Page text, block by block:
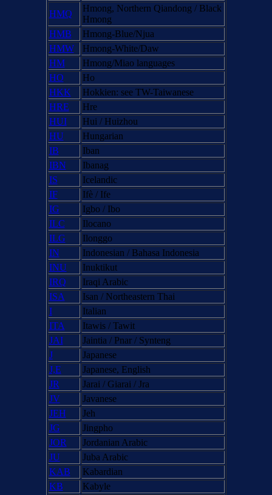
HMQ
Hmong, Northern Qiandong / Black
Hmong
HMB
Hmong-Blue/Njua
HMW
Hmong-White/Daw
HM
Hmong/Miao languages
HO
Ho
HKK
Hokkien: see TW-Taiwanese
HRE
Hre
HUI
Hui / Huizhou
HU
Hungarian
IB
Iban
IBN
Ibanag
IS
Icelandic
IF
Ifè / Ife
IG
Igbo / Ibo
ILC
Ilocano
ILG
Ilonggo
IN
Indonesian / Bahasa Indonesia
INU
Inuktikut
IRQ
Iraqi Arabic
ISA
Isan / Northeastern Thai
I
Italian
ITA
Itawis / Tawit
JAI
Jaintia / Pnar / Synteng
J
Japanese
J,E
Japanese, English
JR
Jarai / Giarai / Jra
JV
Javanese
JEH
Jeh
JG
Jingpho
JOR
Jordanian Arabic
JU
Juba Arabic
KAB
Kabardian
KB
Kabyle